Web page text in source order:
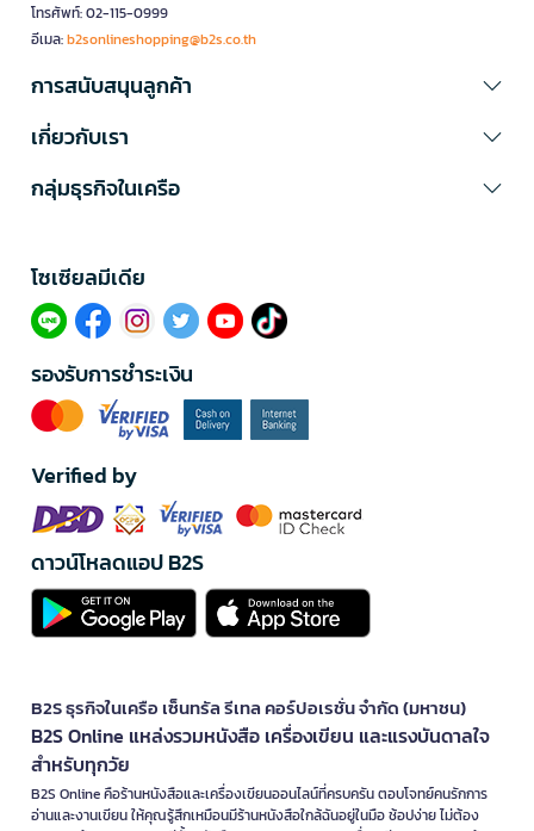
โทรศัพท์: 02-115-0999
อีเมล:b2sonlineshopping@b2s.co.th
การสนับสนุนลูกค้า
เกี่ยวกับเรา
กลุ่มธุรกิจในเครือ
โซเซียลมีเดีย​
รองรับการชำระเงิน
Verified by
ดาวน์โหลดแอป B2S
B2S ธุรกิจในเครือ เซ็นทรัล รีเทล คอร์ปอเรชั่น จำกัด (มหาชน)
B2S Online แหล่งรวมหนังสือ เครื่องเขียน และแรงบันดาลใจ
สำหรับทุกวัย
B2S Online คือร้านหนังสือและเครื่องเขียนออนไลน์ที่ครบครัน ตอบโจทย์คนรักการ
อ่านและงานเขียน ให้คุณรู้สึกเหมือนมีร้านหนังสือใกล้ฉันอยู่ในมือ ช้อปง่าย ไม่ต้อง